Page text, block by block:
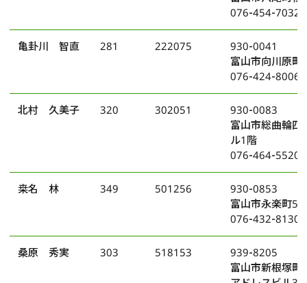
076-454-7032
亀卦川 智直 281 222075
930-0041
富山市向川原町
076-424-8006
北村 久美子 320 302051
930-0083
富山市総曲輪四
ル1階
076-464-5520
桒名 林 349 501256
930-0853
富山市永楽町5
076-432-8130
桑原 秀実 303 518153
939-8205
富山市新根塚町